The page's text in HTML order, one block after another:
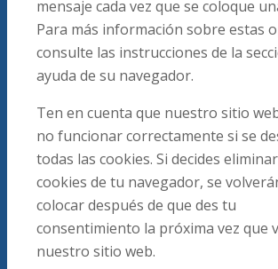
mensaje cada vez que se coloque
Para más información sobre estas
consulte las instrucciones de la
ayuda de su navegador.
Ten en cuenta que nuestro sitio
no funcionar correctamente si se
todas las cookies. Si decides
cookies de tu navegador, se
colocar después de que des tu
consentimiento la próxima vez que
nuestro sitio web.